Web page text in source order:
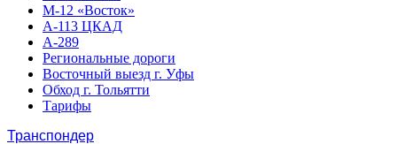
М-12 «Восток»
А-113 ЦКАД
А-289
Региональные дороги
Восточный выезд г. Уфы
Обход г. Тольятти
Тарифы
Транспондер